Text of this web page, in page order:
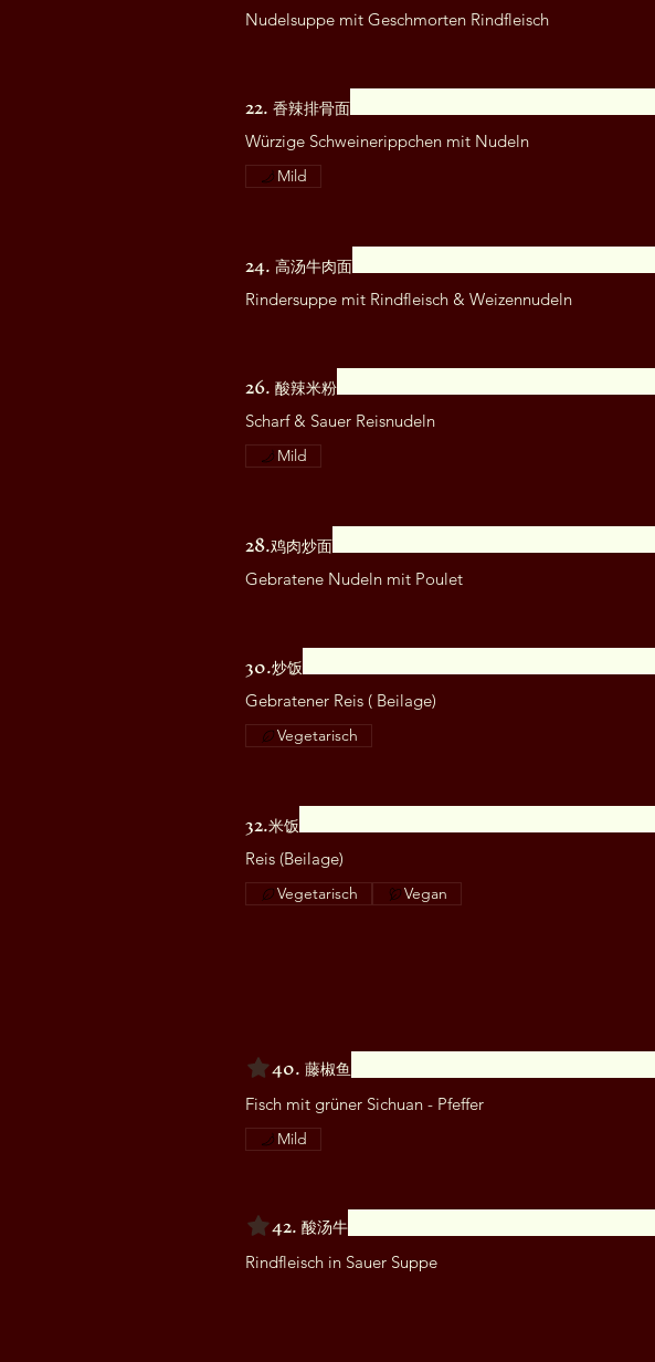
Nudelsuppe mit Geschmorten Rindfleisch
22. 香辣排骨面
Würzige Schweinerippchen mit Nudeln
Mild
24. 高汤牛肉面
Rindersuppe mit Rindfleisch & Weizennudeln
26. 酸辣米粉
Scharf & Sauer Reisnudeln
Mild
28.鸡肉炒面
30.炒饭
Gebratener Reis ( Beilage)
Vegetarisch
32.米饭
Reis (Beilage)
Vegetarisch Vegan
40. 藤椒鱼
Fisch mit grüner Sichuan - Pfeffer
Mild
42. 酸汤牛
Rindfleisch in Sauer Suppe